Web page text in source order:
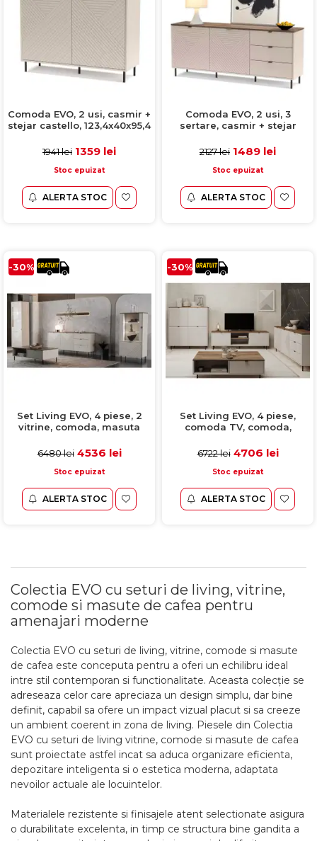
Comoda EVO, 2 usi, casmir +
stejar castello, 123,4x40x95,4
1941 lei 1359 lei
Stoc epuizat
ALERTA STOC
Comoda EVO, 2 usi, 3
sertare, casmir + stejar
2127 lei 1489 lei
Stoc epuizat
ALERTA STOC
-30%
Set Living EVO, 4 piese, 2
vitrine, comoda, masuta
castello, 315x40x135 cm
6480 lei 4536 lei
Stoc epuizat
ALERTA STOC
-30%
Set Living EVO, 4 piese,
comoda TV, comoda,
casmir + stejar castello,
6722 lei 4706 lei
Stoc epuizat
ALERTA STOC
Colectia EVO cu seturi de living, vitrine,
comode si masute de cafea pentru
amenajari moderne
Colectia EVO cu seturi de living, vitrine, comode si masute
de cafea este conceputa pentru a oferi un echilibru ideal
intre stil contemporan si functionalitate. Aceasta colecție se
adreseaza celor care apreciaza un design simplu, dar bine
definit, capabil sa ofere un impact vizual placut si sa creeze
un ambient coerent in zona de living. Piesele din Colectia
EVO cu seturi de living vitrine, comode si masute de cafea
sunt proiectate astfel incat sa aduca organizare eficienta,
depozitare inteligenta si o estetica moderna, adaptata
nevoilor actuale ale locuintelor.
Materialele rezistente si finisajele atent selectionate asigura
o durabilitate excelenta, in timp ce structura bine gandita a